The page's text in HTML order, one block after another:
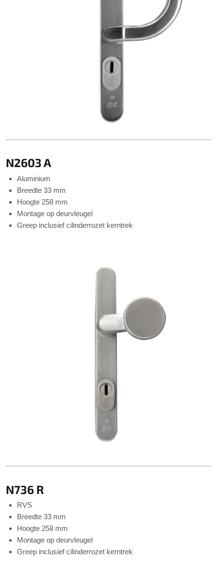
N2603 A
Aluminium
Breedte 33 mm
Hoogte 258 mm
Montage op deurvleugel
Greep inclusief cilinderrozet kerntrek
N736 R
RVS
Breedte 33 mm
Hoogte 258 mm
Montage op deurvleugel
Greep inclusief cilinderrozet kerntrek